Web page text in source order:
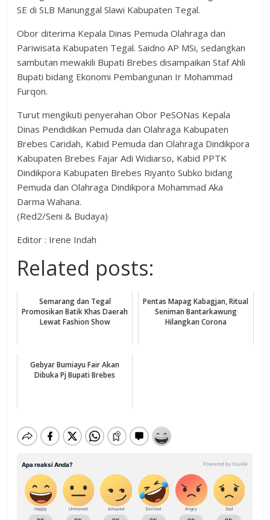
SE di SLB Manunggal Slawi Kabupaten Tegal.
Obor diterima Kepala Dinas Pemuda Olahraga dan
Pariwisata Kabupaten Tegal. Saidno AP MSi, sedangkan
sambutan mewakili Bupati Brebes disampaikan Staf Ahli
Bupati bidang Ekonomi Pembangunan Ir Mohammad
Furqon.
Turut mengikuti penyerahan Obor PeSONas Kepala
Dinas Pendidikan Pemuda dan Olahraga Kabupaten
Brebes Caridah, Kabid Pemuda dan Olahraga Dindikpora
Kabupaten Brebes Fajar Adi Widiarso, Kabid PPTK
Dindikpora Kabupaten Brebes Riyanto Subko bidang
Pemuda dan Olahraga Dindikpora Mohammad Aka
Darma Wahana.
(Red2/Seni & Budaya)
Editor : Irene Indah
Related posts:
Semarang dan Tegal
Promosikan Batik Khas Daerah
Lewat Fashion Show
Pentas Mapag Kabagjan, Ritual
Seniman Bantarkawung
Hilangkan Corona
Gebyar Bumiayu Fair Akan
Dibuka Pj Bupati Brebes